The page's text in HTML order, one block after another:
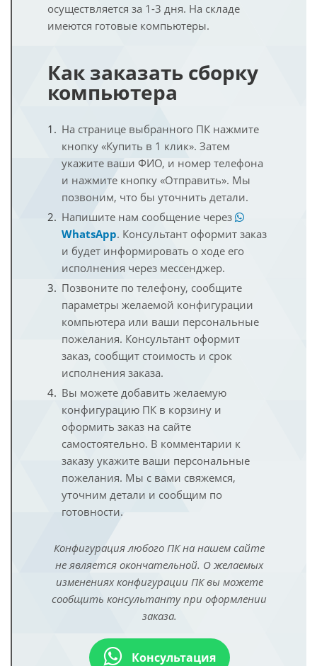
осуществляется за 1-3 дня. На складе
имеются готовые компьютеры.
Как заказать сборку
компьютера
На странице выбранного ПК нажмите
кнопку «Купить в 1 клик». Затем
укажите ваши ФИО, и номер телефона
и нажмите кнопку «Отправить». Мы
позвоним, что бы уточнить детали.
Напишите нам сообщение через
WhatsApp. Консультант оформит заказ
и будет информировать о ходе его
исполнения через мессенджер.
Позвоните по телефону, сообщите
параметры желаемой конфигурации
компьютера или ваши персональные
пожелания. Консультант оформит
заказ, сообщит стоимость и срок
исполнения заказа.
Вы можете добавить желаемую
конфигурацию ПК в корзину и
оформить заказ на сайте
самостоятельно. В комментарии к
заказу укажите ваши персональные
пожелания. Мы с вами свяжемся,
уточним детали и сообщим по
готовности.
Конфигурация любого ПК на нашем сайте
не является окончательной. О желаемых
изменениях конфигурации ПК вы можете
сообщить консультанту при оформлении
заказа.
Консультация